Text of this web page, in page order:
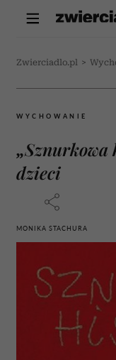
Zwierciadlo.pl >
WYCHOWANIE
„Sznurkowa
dzieci
MONIKA STACHURA